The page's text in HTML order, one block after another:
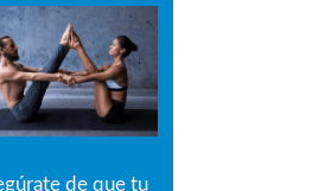
de que tu